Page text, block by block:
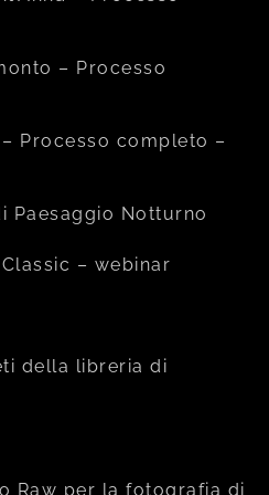
– Processo
Processo completo –
Paesaggio Notturno
– webinar
della libreria di
Raw per la fotografia di